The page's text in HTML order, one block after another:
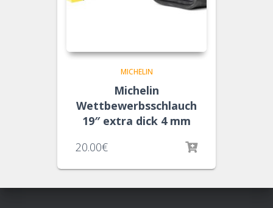
MICHELIN
Michelin
Wettbewerbsschlauch
19″ extra dick 4 mm
20.00€